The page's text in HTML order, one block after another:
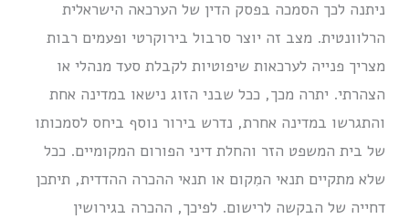
ניתנה לכך הסמכה בפסק הדין של הערכאה הישראלית
הרלוונטית. מצב זה יוצר סרבול בירוקרטי ופעמים רבות
מצריך פנייה לערכאות שיפוטיות לקבלת סעד מנהלי או
הצהרתי. יתרה מכך, ככל שבני הזוג נישאו במדינה אחת
והתגרשו במדינה אחרת, נדרש בירור נוסף ביחס לסמכותו
של בית המשפט הזר והחלת דיני הפורום המקומיים. ככל
שלא מתקיים תנאי המִקום או תנאי ההכרה ההדדית, תיתכן
דחייה של הבקשה לרישום. לפיכך, ההכרה בגירושין